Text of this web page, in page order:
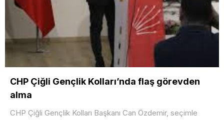
CHP Çiğli Gençlik Kolları’nda flaş görevden
alma
CHP Çiğli Gençlik Kolları Başkanı Can Özdemir, seçimle